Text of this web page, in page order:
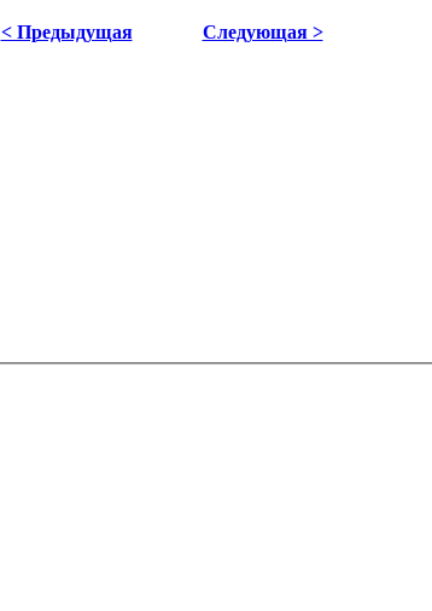
< Предыдущая Следующая >